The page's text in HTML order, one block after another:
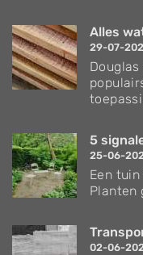
Alles
29-07-
5
25-06-
Een
Planten
02-06-